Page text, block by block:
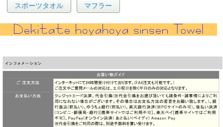
スポーツタオル マフラー